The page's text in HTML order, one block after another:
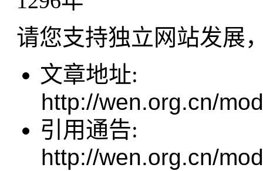
请您支持独立网站发展
文章地址:
http://wen.org.cn/
引用通告:
http://wen.org.cn/